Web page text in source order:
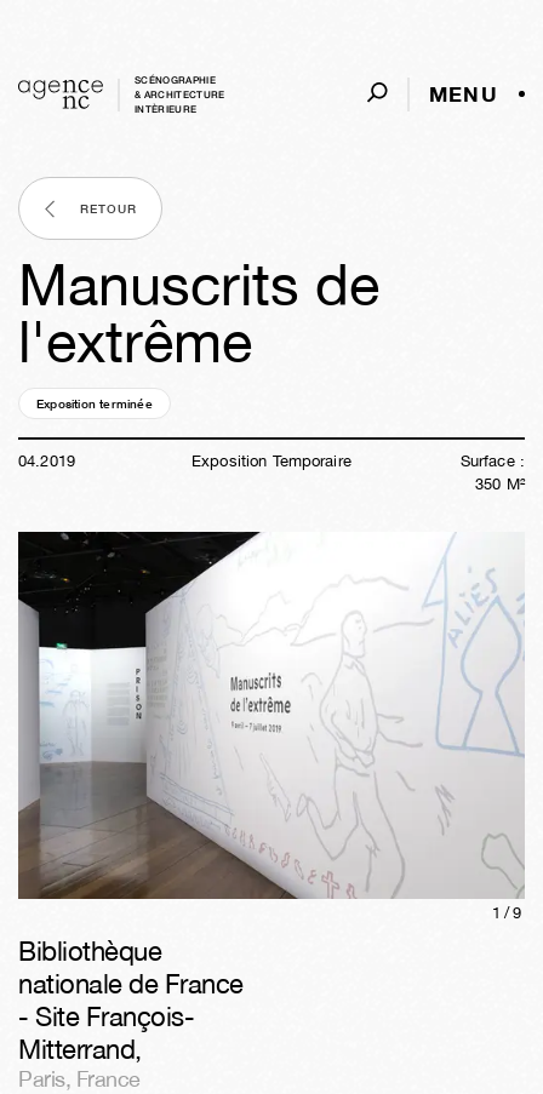
SCÉNOGRAPHIE
& ARCHITECTURE
INTÈRIEURE
MENU
RETOUR
Manuscrits de
l'extrême
Exposition terminée
04.2019 Exposition Temporaire
Surface :
350 M²
1/9
Bibliothèque
nationale de France
- Site François-
Mitterrand,
Paris, France